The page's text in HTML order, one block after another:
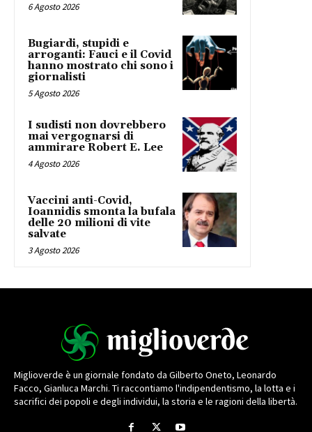
6 Agosto 2026
Bugiardi, stupidi e
arroganti: Fauci e il Covid
hanno mostrato chi sono i
giornalisti
5 Agosto 2026
I sudisti non dovrebbero
mai vergognarsi di
ammirare Robert E. Lee
4 Agosto 2026
Vaccini anti-Covid,
Ioannidis smonta la bufala
delle 20 milioni di vite
salvate
3 Agosto 2026
Miglioverde è un giornale fondato da Gilberto Oneto, Leonardo
Facco, Gianluca Marchi. Ti raccontiamo l'indipendentismo, la lotta e i
sacrifici dei popoli e degli individui, la storia e le ragioni della libertà.